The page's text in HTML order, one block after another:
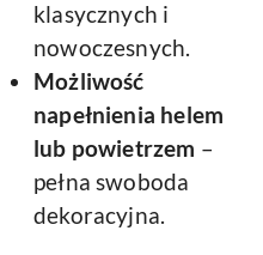
klasycznych i
nowoczesnych.
Możliwość
napełnienia helem
lub powietrzem –
pełna swoboda
dekoracyjna.